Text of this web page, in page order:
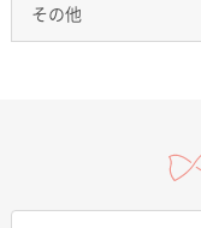
その他